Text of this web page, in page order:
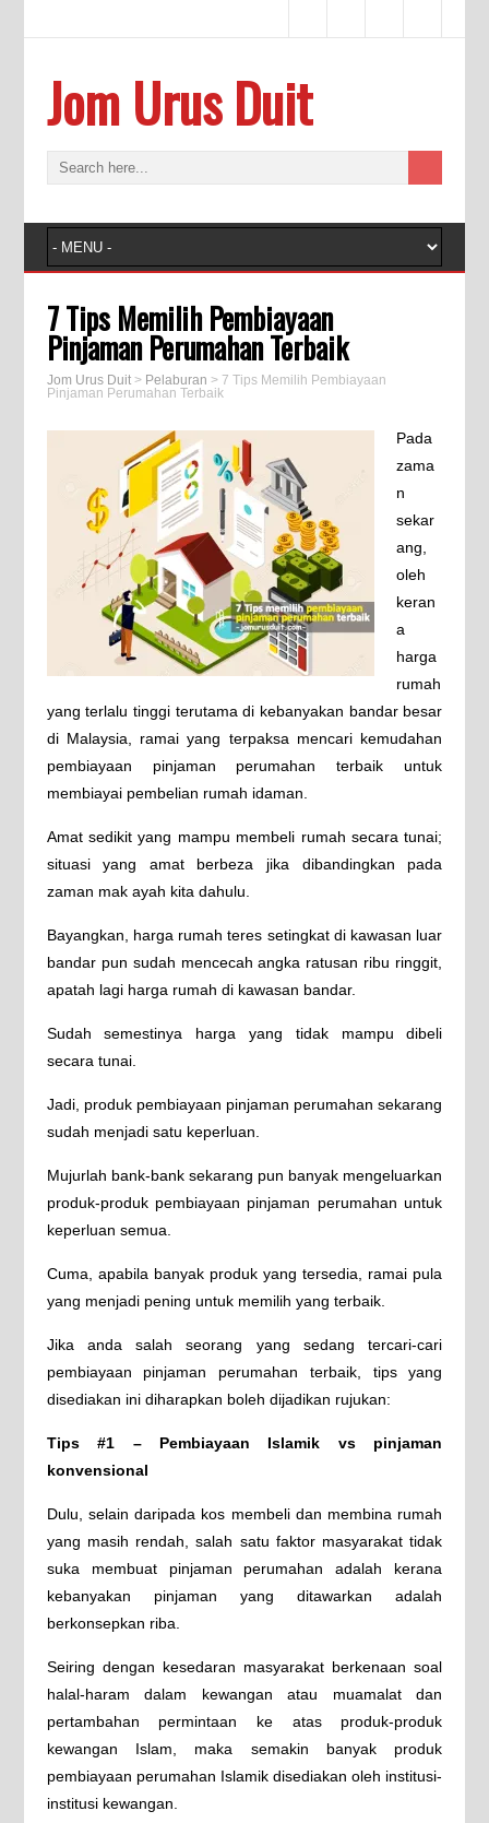
Jom Urus Duit
7 Tips Memilih Pembiayaan
Pinjaman Perumahan Terbaik
Jom Urus Duit> Pelaburan > 7 Tips Memilih Pembiayaan
Pinjaman Perumahan Terbaik
Pada
zama
n
sekar
ang,
oleh
keran
a
harga
rumah
yang terlalu tinggi terutama di kebanyakan bandar besar
di Malaysia, ramai yang terpaksa mencari kemudahan
pembiayaan pinjaman perumahan terbaik untuk
membiayai pembelian rumah idaman.
Amat sedikit yang mampu membeli rumah secara tunai;
situasi yang amat berbeza jika dibandingkan pada
zaman mak ayah kita dahulu.
Bayangkan, harga rumah teres setingkat di kawasan luar
bandar pun sudah mencecah angka ratusan ribu ringgit,
apatah lagi harga rumah di kawasan bandar.
Sudah semestinya harga yang tidak mampu dibeli
secara tunai.
Jadi, produk pembiayaan pinjaman perumahan sekarang
sudah menjadi satu keperluan.
Mujurlah bank-bank sekarang pun banyak mengeluarkan
produk-produk pembiayaan pinjaman perumahan untuk
keperluan semua.
Cuma, apabila banyak produk yang tersedia, ramai pula
yang menjadi pening untuk memilih yang terbaik.
Jika anda salah seorang yang sedang tercari-cari
pembiayaan pinjaman perumahan terbaik, tips yang
disediakan ini diharapkan boleh dijadikan rujukan:
Tips #1 – Pembiayaan Islamik vs pinjaman
konvensional
Dulu, selain daripada kos membeli dan membina rumah
yang masih rendah, salah satu faktor masyarakat tidak
suka membuat pinjaman perumahan adalah kerana
kebanyakan pinjaman yang ditawarkan adalah
berkonsepkan riba.
Seiring dengan kesedaran masyarakat berkenaan soal
halal-haram dalam kewangan atau muamalat dan
pertambahan permintaan ke atas produk-produk
kewangan Islam, maka semakin banyak produk
pembiayaan perumahan Islamik disediakan oleh institusi-
institusi kewangan.